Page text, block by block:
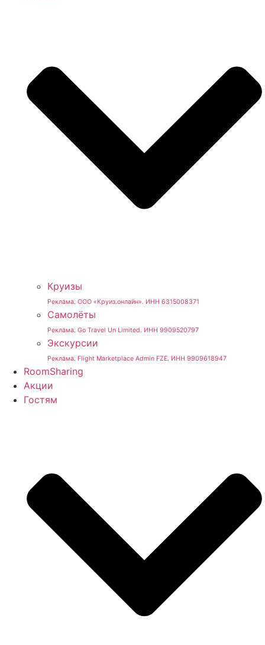
Круизы
Реклама. ООО «Круиз.онлайн». ИНН 6315008371
Самолёты
Реклама. Go Travel Un Limited. ИНН 9909520797
Экскурсии
Реклама. Flight Marketplace Admin FZE. ИНН 9909618947
RoomSharing
Акции
Гостям